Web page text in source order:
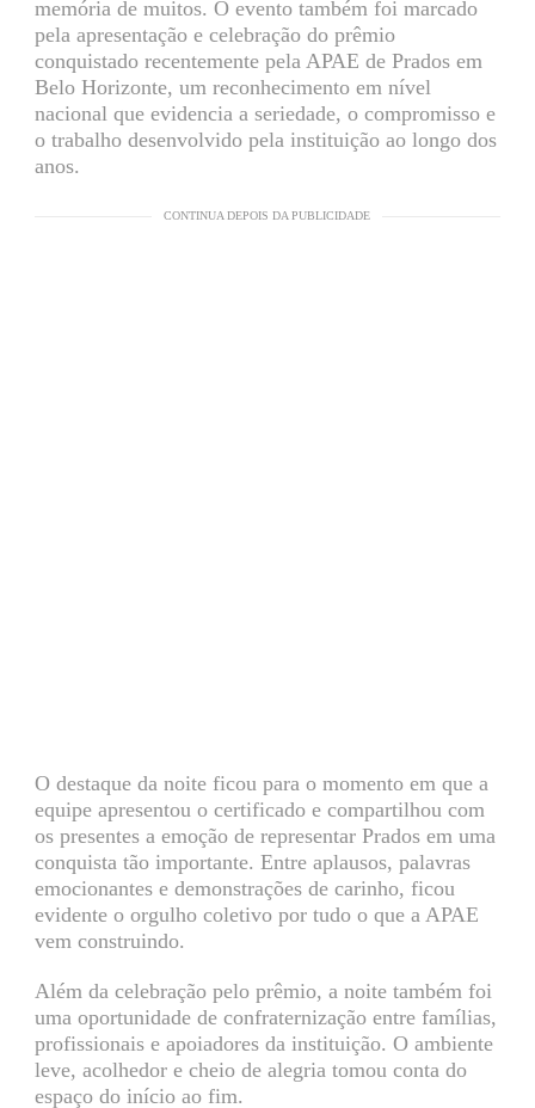
memória de muitos. O evento também foi marcado
pela apresentação e celebração do prêmio
conquistado recentemente pela APAE de Prados em
Belo Horizonte, um reconhecimento em nível
nacional que evidencia a seriedade, o compromisso e
o trabalho desenvolvido pela instituição ao longo dos
anos.
CONTINUA DEPOIS DA PUBLICIDADE
O destaque da noite ficou para o momento em que a
equipe apresentou o certificado e compartilhou com
os presentes a emoção de representar Prados em uma
conquista tão importante. Entre aplausos, palavras
emocionantes e demonstrações de carinho, ficou
evidente o orgulho coletivo por tudo o que a APAE
vem construindo.
Além da celebração pelo prêmio, a noite também foi
uma oportunidade de confraternização entre famílias,
profissionais e apoiadores da instituição. O ambiente
leve, acolhedor e cheio de alegria tomou conta do
espaço do início ao fim.